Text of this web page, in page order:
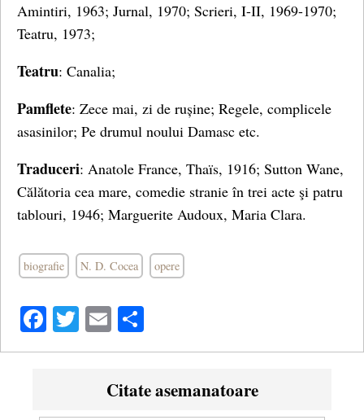
Amintiri, 1963; Jurnal, 1970; Scrieri, I-II, 1969-1970;
Teatru, 1973;
Teatru: Canalia;
Pamflete: Zece mai, zi de rușine; Regele, complicele
asasinilor; Pe drumul noului Damasc etc.
Traduceri: Anatole France, Thaïs, 1916; Sutton Wane,
Călătoria cea mare, comedie stranie în trei acte şi patru
tablouri, 1946; Marguerite Audoux, Maria Clara.
biografie N. D. Cocea opere
Facebook
Twitter
Email
Citate asemanatoare